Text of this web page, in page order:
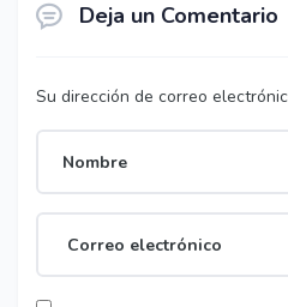
Deja un Comentario
Su dirección de correo